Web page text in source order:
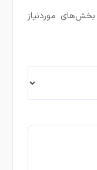
بخش‌های موردنیاز